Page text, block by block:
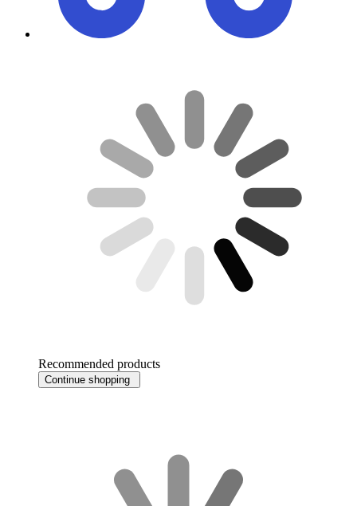
Recommended products
Continue shopping